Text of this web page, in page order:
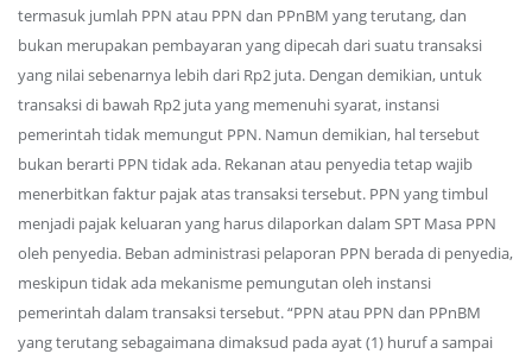
termasuk jumlah PPN atau PPN dan PPnBM yang terutang, dan
bukan merupakan pembayaran yang dipecah dari suatu transaksi
yang nilai sebenarnya lebih dari Rp2 juta. Dengan demikian, untuk
transaksi di bawah Rp2 juta yang memenuhi syarat, instansi
pemerintah tidak memungut PPN. Namun demikian, hal tersebut
bukan berarti PPN tidak ada. Rekanan atau penyedia tetap wajib
menerbitkan faktur pajak atas transaksi tersebut. PPN yang timbul
menjadi pajak keluaran yang harus dilaporkan dalam SPT Masa PPN
oleh penyedia. Beban administrasi pelaporan PPN berada di penyedia,
meskipun tidak ada mekanisme pemungutan oleh instansi
pemerintah dalam transaksi tersebut. “PPN atau PPN dan PPnBM
yang terutang sebagaimana dimaksud pada ayat (1) huruf a sampai